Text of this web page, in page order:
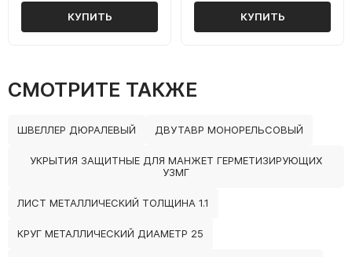
КУПИТЬ КУПИТЬ
СМОТРИТЕ ТАКЖЕ
ШВЕЛЛЕР ДЮРАЛЕВЫЙ ДВУТАВР МОНОРЕЛЬСОВЫЙ
УКРЫТИЯ ЗАЩИТНЫЕ ДЛЯ МАНЖЕТ ГЕРМЕТИЗИРУЮЩИХ
УЗМГ
ЛИСТ МЕТАЛЛИЧЕСКИЙ ТОЛЩИНА 1.1
КРУГ МЕТАЛЛИЧЕСКИЙ ДИАМЕТР 25